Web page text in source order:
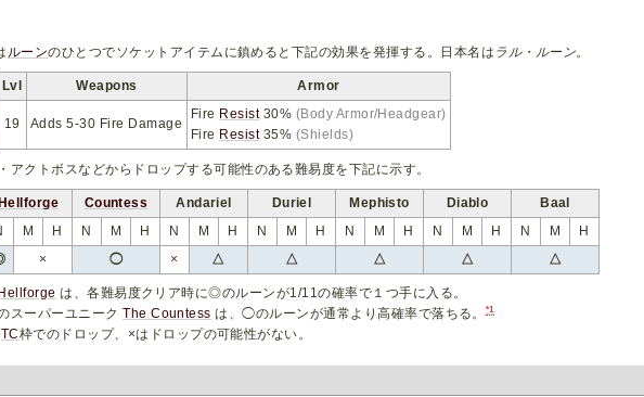
ルーンのひとつでソケットアイテムに鎮めると下記の効果を発揮する。日本名は ラル・ルーン。
Lvl Weapons Armor
19 Adds 5-30 Fire Damage
Fire Resist30% (Body Armor/Headgear)
Fire Resist35% (Shields)
アクトボスなどからドロップする可能性のある難易度を下記に示す。
Hellforge Countess Andariel Duriel Mephisto Diablo
Baal
M H N M H N M H N M H N M H N M H N M
H
× ◯ × △ △ △ △ △
Hellforge は、各難易度クリア時に◎のルーンが1/11の確率で１つ手に入る。
スーパーユニークThe Countess は、◯のルーンが通常より高確率で落ちる。 *1
TC枠でのドロップ、×はドロップの可能性がない。